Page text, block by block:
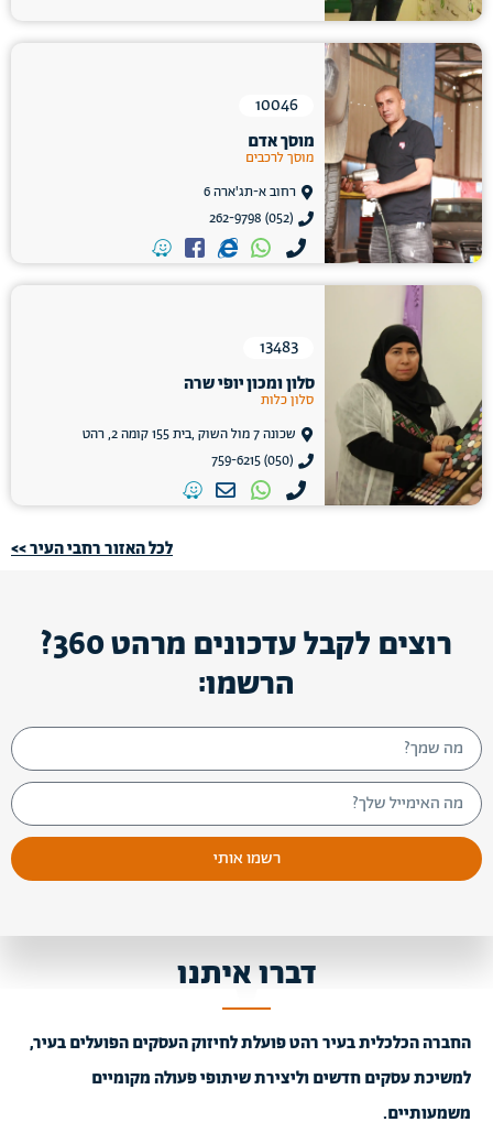
10046
מוסך אדם
מוסך לרכבים
רחוב א-תג'ארה 6
(052) 262-9798
13483
סלון ומכון יופי שרה
סלון כלות
שכונה 7 מול השוק ,בית 155 קומה 2, רהט
(050) 759-6215
לכל האזור רחבי העיר >>
רוצים לקבל עדכונים מרהט 360?
הרשמו:
רשמו אותי
דברו איתנו
החברה הכלכלית בעיר רהט פועלת לחיזוק העסקים הפועלים בעיר,
למשיכת עסקים חדשים וליצירת שיתופי פעולה מקומיים
משמעותיים.